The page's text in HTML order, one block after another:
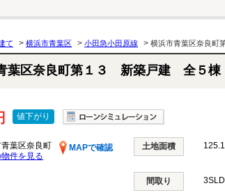
て > 横浜市青葉区 > 小田急小田原線 > 横浜市青葉区奈良
葉区奈良町第１３ 新築戸建 全５棟
値下がり
葉区奈良町
MAPで確認
件を見る
土地面積
間取り